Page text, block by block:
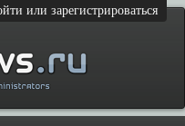
или зарегистрироваться